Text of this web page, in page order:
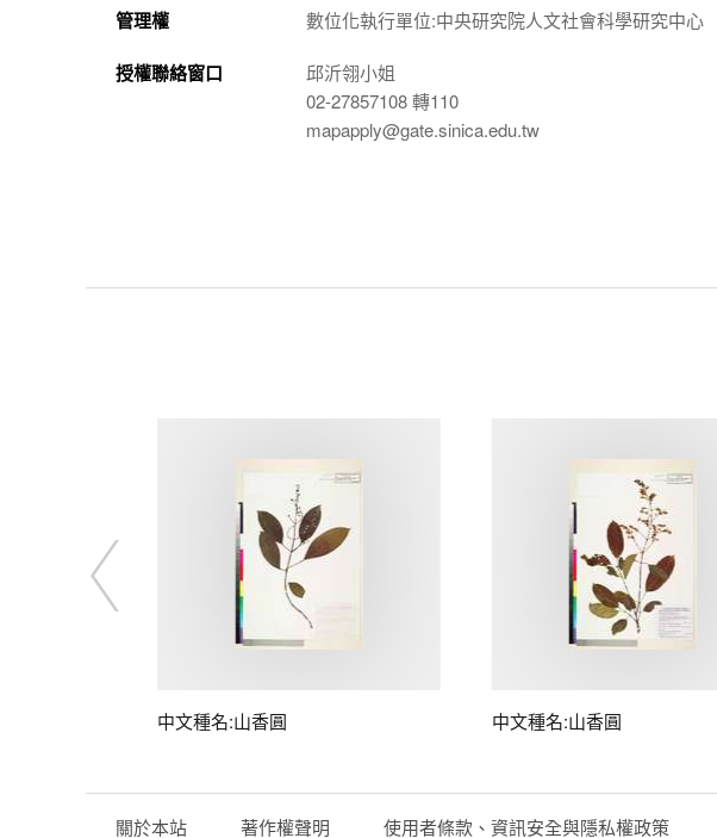
管理權 數位化執行單位:中央研究院人文社會科學研究中心
授權聯絡窗口
邱沂翎小姐
02-27857108 轉110
mapapply@gate.sinica.edu.tw
中文種名:山香圓 中文種名:山香圓
關於本站 著作權聲明 使用者條款、資訊安全與隱私權政策